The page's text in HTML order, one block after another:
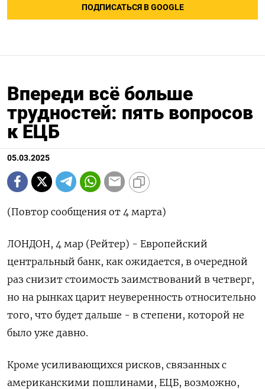
ПОДПИСАТЬСЯ В GOOGLE
Впереди всё больше
трудностей: пять вопросов
к ЕЦБ
05.03.2025
(Повтор сообщения от 4 марта)
ЛОНДОН, 4 мар (Рейтер) - Европейский
центральный банк, как ожидается, в очередной
раз снизит стоимость заимствований в четверг,
но на рынках царит неуверенность относительно
того, что будет дальше - в степени, которой не
было уже давно.
Кроме усиливающихся рисков, связанных с
американскими пошлинами, ЕЦБ, возможно,